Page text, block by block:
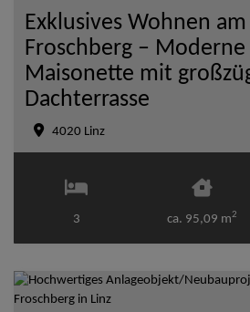
Exklusives Wohnen
Froschberg –
Maisonette mit
Dachterrasse
4020 Linz
3 ca. 95,09 m2